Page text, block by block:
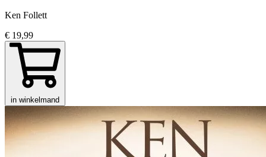
Ken Follett
€ 19,99
in winkelmand